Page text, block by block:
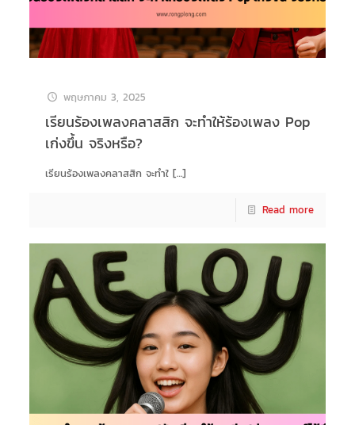
พฤษภาคม 3, 2025
เรียนร้องเพลงคลาสสิก จะทำให้ร้องเพลง Pop
เก่งขึ้น จริงหรือ?
เรียนร้องเพลงคลาสสิก จะทำใ[…]
Read more